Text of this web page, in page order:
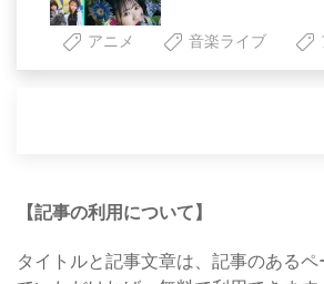
アニメ 音楽ライブ
【記事の利用について】
タイトルと記事文章は、記事のある